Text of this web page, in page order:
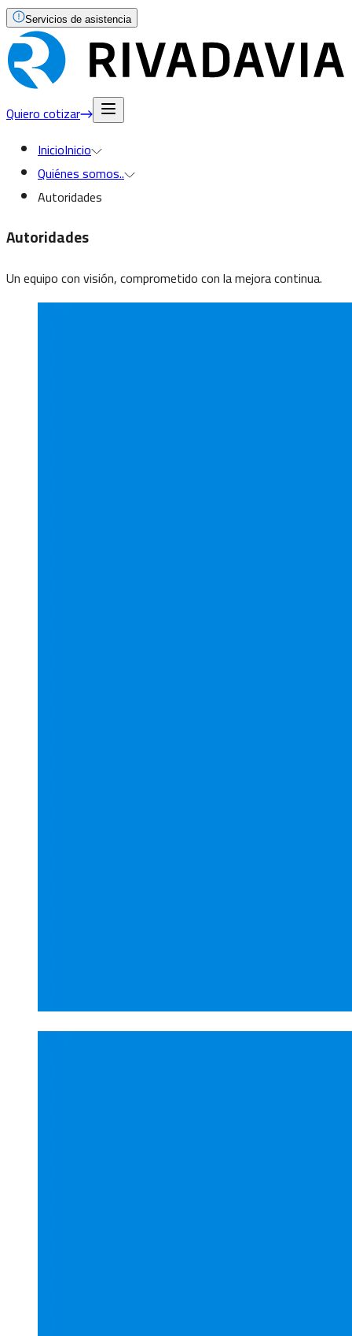
Servicios de asistencia
Quiero cotizar
InicioInicio
Quiénes somos..
Autoridades
Autoridades
Un equipo con visión, comprometido con la mejora continua.